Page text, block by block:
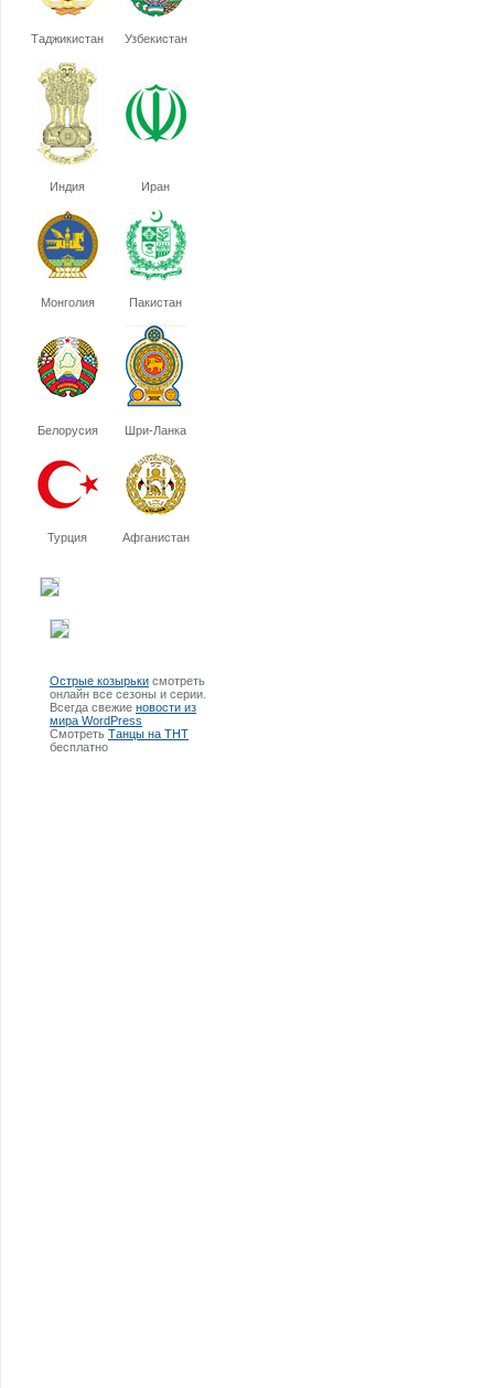
Таджикистан Узбекистан
Индия Иран
Монголия Пакистан
Белорусия Шри-Ланка
Турция Афганистан
Острые козырьки смотреть
онлайн все сезоны и серии.
Всегда свежие новости из
мира WordPress
Смотреть Танцы на ТНТ
бесплатно